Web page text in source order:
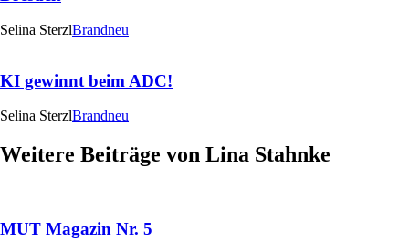
Selina SterzlBrandneu
KI gewinnt beim ADC!
Selina SterzlBrandneu
Weitere Beiträge von Lina Stahnke
MUT Magazin Nr. 5